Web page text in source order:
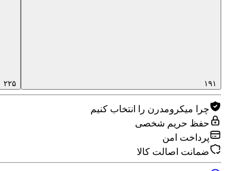
۱۹۱ ۲۲۵
چرا میکرومدرن را انتخاب کنیم
حفظ حریم شخصی
پرداخت امن
ضمانت اصالت کالا